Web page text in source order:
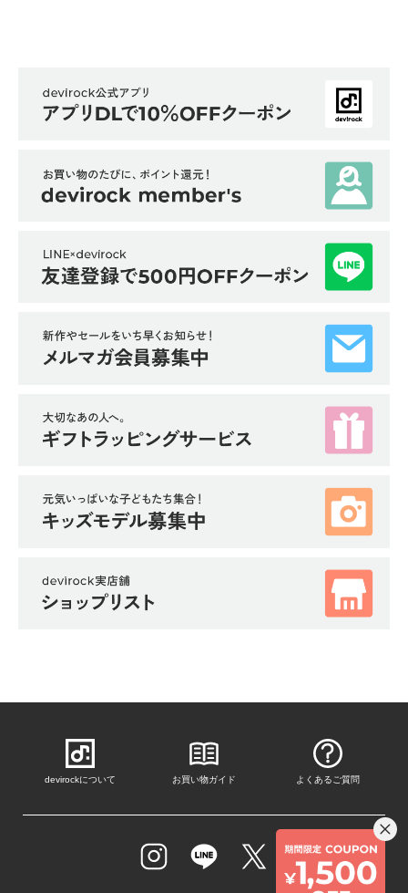
devirockについて お買い物ガイド よくあるご質問